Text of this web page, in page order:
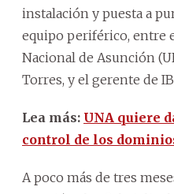
instalación y puesta a
equipo periférico, entre
Nacional de Asunción
Torres, y el gerente de
Lea más: UNA quiere
control de los
A poco más de tres